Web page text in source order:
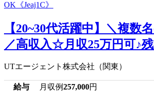
【20~30代活躍中】＼複数
／高収入☆月収25万円可♪
UTエージェント株式会社（関東）
給与 月収例257,000円